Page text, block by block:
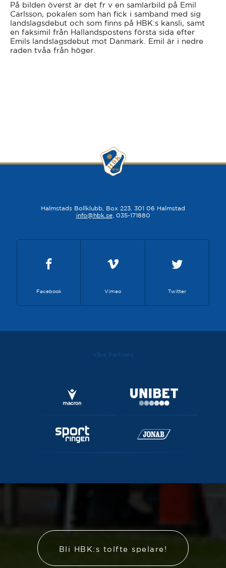
På bilden överst är det fr v en samlarbild på Emil
Carlsson, pokalen som han fick i samband med sig
landslagsdebut och som finns på HBK:s kansli, samt
en faksimil från Hallandspostens första sida efter
Emils landslagsdebut mot Danmark. Emil är i nedre
raden tvåa från höger.
Halmstads Bollklubb, Box 223, 301 06 Halmstad
info@hbk.se, 035-171880
Facebook Vimeo Twitter
Våra Partners
Bli HBK:s tolfte spelare!